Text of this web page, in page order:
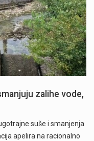
zalihe vode,
suše i smanjenja
apelira na racionalno